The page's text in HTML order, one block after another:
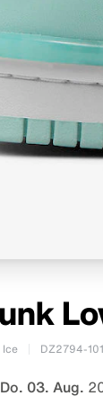
Ice DZ2794-101
Do. 03. Aug.